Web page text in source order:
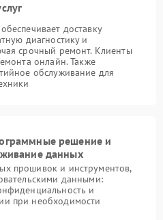
доставку
диагностику и
срочный ремонт. Клиенты
онлайн. Также
обслуживание для
решение и
данных
прошивок и инструментов,
данными:
и
при необходимости